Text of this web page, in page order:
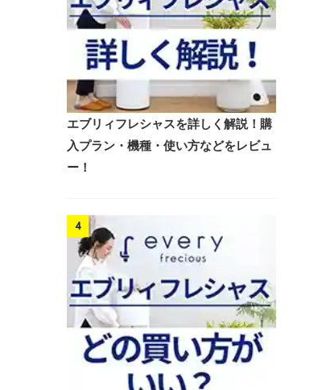
エブリィフレシャスを詳しく解説！購
入プラン・機種・使い方などをレビュ
ー！
4